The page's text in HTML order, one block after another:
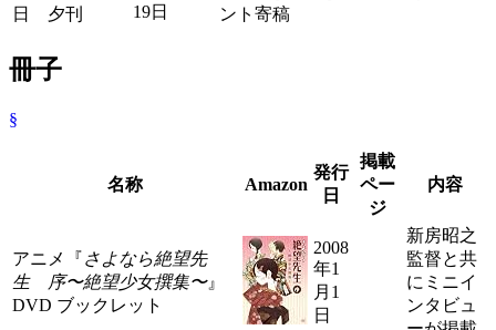
日 夕刊
19日
ント寄稿
冊子
§
名称 Amazon
発行
日
掲載
ペー
ジ
内容
アニメ『さよなら絶望先
生 序〜絶望少女撰集〜』
DVD ブックレット
2008
年1
月1
日
新房昭之
監督と共
にミニイ
ンタビュ